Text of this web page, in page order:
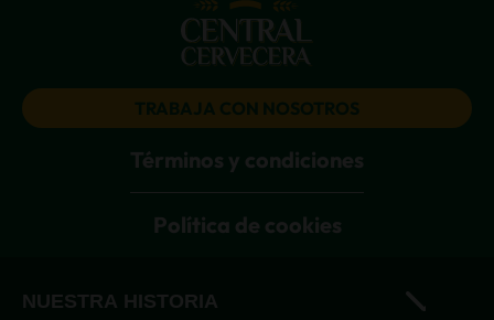
TRABAJA CON NOSOTROS
Términos y condiciones
Política de cookies
NUESTRA HISTORIA